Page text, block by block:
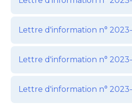
Lettre d'information n° 2023-
Lettre d'information n° 2023-
Lettre d'information n°